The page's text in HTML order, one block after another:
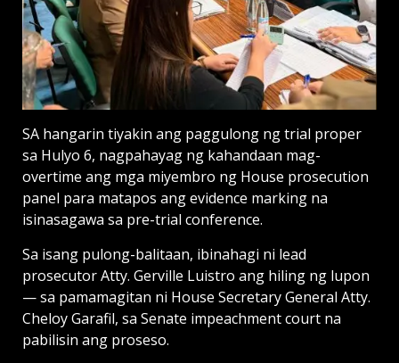
SA hangarin tiyakin ang paggulong ng trial proper
sa Hulyo 6, nagpahayag ng kahandaan mag-
overtime ang mga miyembro ng House prosecution
panel para matapos ang evidence marking na
isinasagawa sa pre-trial conference.
Sa isang pulong-balitaan, ibinahagi ni lead
prosecutor Atty. Gerville Luistro ang hiling ng lupon
— sa pamamagitan ni House Secretary General Atty.
Cheloy Garafil, sa Senate impeachment court na
pabilisin ang proseso.